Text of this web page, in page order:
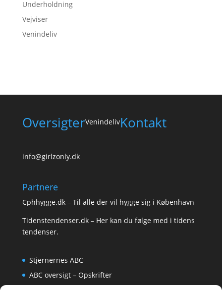
Underholdning
Vejviser
Venindeliv
OversigterVenindelivKontakt
info@girlzonly.dk
Partnere
Cphhygge.dk– Til alle der vil hygge sig i København
Tidenstendenser.dk– Her kan du følge med i tidens
tendenser.
Stjernernes ABC
ABC oversigt – Opskrifter